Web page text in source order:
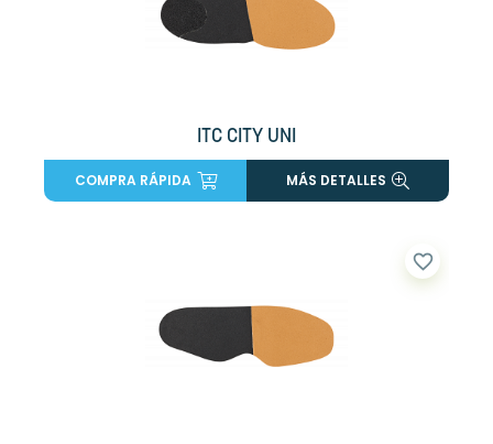
ITC CITY UNI
COMPRA RÁPIDA MÁS DETALLES
favorite_border